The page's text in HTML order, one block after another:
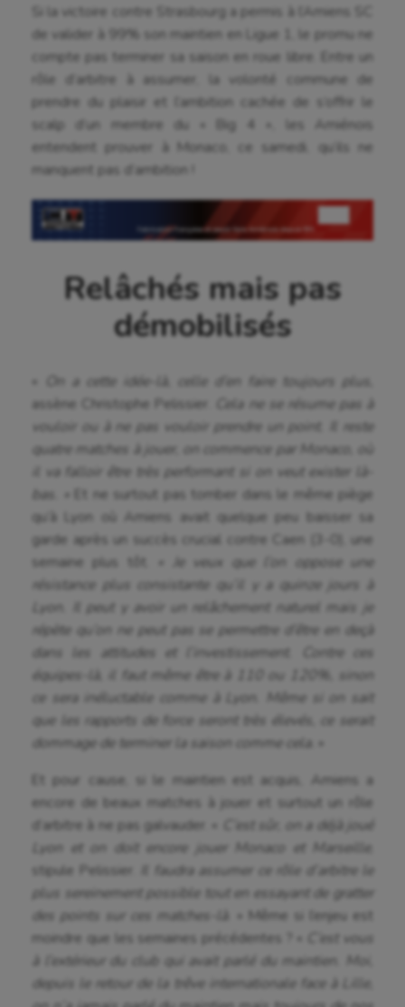
Si la victoire contre Strasbourg a permis à l’Amiens SC
de valider à 99% son maintien en Ligue 1, le promu ne
compte pas terminer sa saison en roue libre. Entre un
rôle d’arbitre à assumer, la volonté commune de
prendre du plaisir et l’ambition cachée de s’offrir le
scalp d’un membre du « Big 4 », les Amiénois
entendent prouver à Monaco, ce samedi, qu’ils ne
manquent pas d’ambition !
Relâchés mais pas
démobilisés
On a cette idée-là, celle d’en faire toujours plus,
assène Christophe Pelissier.
Cela ne se résume pas à
vouloir ou à ne pas vouloir prendre un point. Il reste
quatre matches à jouer, on commence par Monaco, où
il va falloir être très performant si on veut exister là-
bas. »
Et ne surtout pas tomber dans le même piège
qu’à Lyon où Amiens avait quelque peu baisser sa
garde après un succès crucial contre Caen (3-0), une
semaine plus tôt.
« Je veux que l’on oppose une
résistance plus consistante qu’il y a quinze jours à
Lyon. Il peut y avoir un relâchement naturel mais je
répète qu’on ne peut pas se permettre d’être en deçà
dans les attitudes et l’investissement. Contre ces
équipes-là, il faut même être à 110 ou 120%, sinon
ce sera inéluctable comme à Lyon. Même si on sait
que les rapports de force seront très élevés, ce serait
dommage de terminer la saison comme cela.
Et pour cause, si le maintien est acquis, Amiens a
encore de beaux matches à jouer et surtout un rôle
d’arbitre à ne pas galvauder. «
C’est sûr, on a déjà joué
Lyon et on doit encore jouer Monaco et Marseille
stipule Pelissier.
Il faudra assumer ce rôle d’arbitre le
plus sereinement possible tout en essayant de gratter
des points sur ces matches-là
. » Même si l’enjeu est
moindre que les semaines précédentes ? «
C’est vous
à l’extérieur du club qui avait parlé du maintien. Moi,
depuis le retour de la trêve internationale face à Lille,